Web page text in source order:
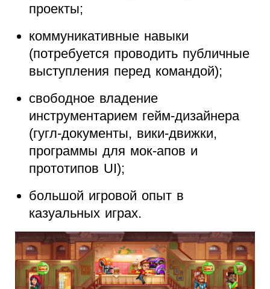
проекты;
коммуникативные навыки
(потребуется проводить публичные
выступления перед командой);
свободное владение
инструментарием гейм-дизайнера
(гугл-документы, вики-движки,
программы для мок-апов и
прототипов UI);
большой игровой опыт в
казуальных играх.